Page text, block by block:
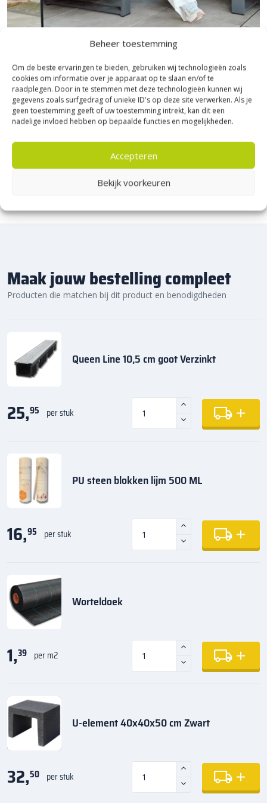
Beheer toestemming
Om de beste ervaringen te bieden, gebruiken wij technologieën zoals
cookies om informatie over je apparaat op te slaan en/of te
raadplegen. Door in te stemmen met deze technologieën kunnen wij
gegevens zoals surfgedrag of unieke ID's op deze site verwerken. Als je
geen toestemming geeft of uw toestemming intrekt, kan dit een
nadelige invloed hebben op bepaalde functies en mogelijkheden.
Accepteren
Bekijk voorkeuren
Na3 uuris het oppervlakbegaanbaar, maar het wordt
aanbevolen om
24-48 uurgeen extra werk over het
voegoppervlak uit te voeren.
Duurzaamheid en milieu
Emicode EC 1PLUS: Zeer emissie-arm, geschikt voor een
hygiënisch werkklimaat.
GISCODE ZP1: Chromaatarm, waardoor het veilig is in
gebruik.
manier bewaard in een droge, koele ruimte.
visueel aantrekkelijke voegoplossing die snel verhard.
Bezoek Experience Centre XXL
Heerde!
Bijna het gehele Kijlstra assortiment vind je in het
prachtige Heerde.
★ 2.500m² Experience Centre XXL in Heerde!
Maak jouw bestelling compleet
Producten die matchen bij dit product en benodigdheden
Queen Line 10,5 cm goot Verzinkt
25,95 per stuk
PU steen blokken lijm 500 ML
16,95 per stuk
Worteldoek
1,39 per m2
U-element 40x40x50 cm Zwart
32,50 per stuk